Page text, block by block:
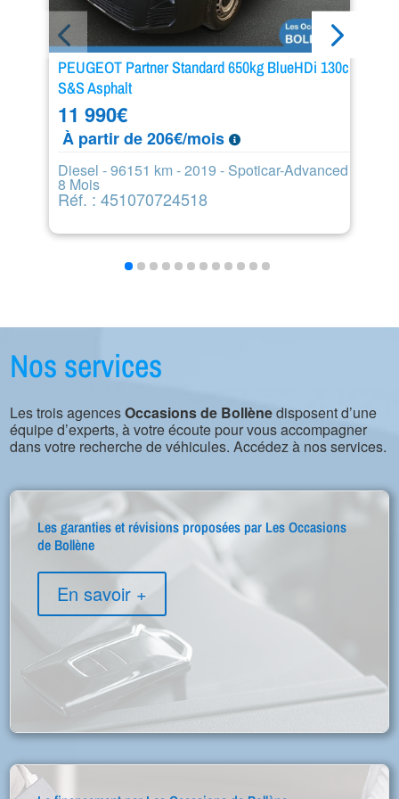
PEUGEOT Partner Standard 650kg BlueHDi 130ch
S&S Asphalt
11 990€
À partir de 206€/mois
Diesel - 96151 km - 2019 - Spoticar-Advanced
8 Mois
Réf. : 451070724518
Nos services
Les trois agencesOccasions de Bollènedisposent d’une
équipe d’experts, à votre écoute pour vous accompagner
dans votre recherche de véhicules. Accédez à nos services.
Les garanties et révisions proposées par Les Occasions
de Bollène
En savoir +